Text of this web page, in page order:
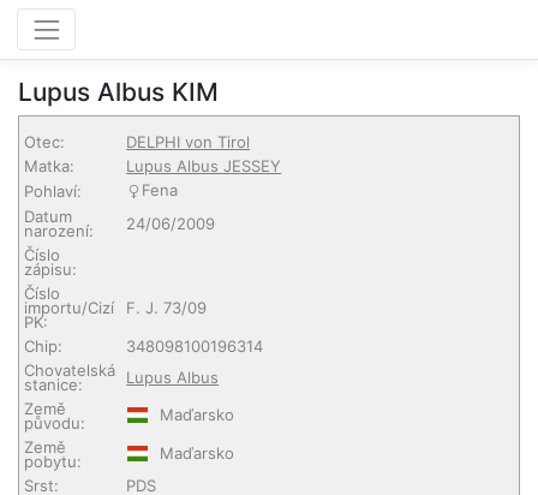
Lupus Albus KIM
Otec:
DELPHI von Tirol
Matka:
Lupus Albus JESSEY
Pohlaví:
Fena
Datum
narození:
24/06/2009
Číslo
zápisu:
Číslo
importu/Cizí
PK:
F. J. 73/09
Chip:
348098100196314
Chovatelská
stanice:
Lupus Albus
Země
původu:
Maďarsko
Země
pobytu:
Maďarsko
Srst:
PDS